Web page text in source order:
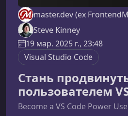
master.dev (ex
Steve Kinney
19 мар. 2025 г., 23:48
Visual Studio Code
Стань
пользователем
Become a VS Code Power